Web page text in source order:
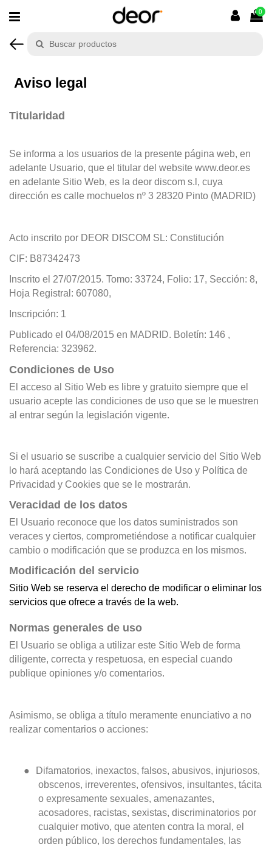
0
Aviso legal
Titularidad
Se informa a los usuarios de la presente página web, en
adelante Usuario, que el titular del website www.deor.es
en adelante Sitio Web, es la deor discom s.l, cuya
dirección es calle mochuelos nº 3 28320 Pinto (MADRID)
Acto inscrito por DEOR DISCOM SL: Constitución
CIF: B87342473
Inscrito el 27/07/2015. Tomo: 33724, Folio: 17, Sección: 8,
Hoja Registral: 607080,
Inscripción: 1
Publicado el 04/08/2015 en MADRID. Boletín: 146 ,
Referencia: 323962.
Condiciones de Uso
El acceso al Sitio Web es libre y gratuito siempre que el
usuario acepte las condiciones de uso que se le muestren
al entrar según la legislación vigente.
Si el usuario se suscribe a cualquier servicio del Sitio Web
lo hará aceptando las Condiciones de Uso y Política de
Privacidad y Cookies que se le mostrarán.
Veracidad de los datos
El Usuario reconoce que los datos suministrados son
veraces y ciertos, comprometiéndose a notificar cualquier
cambio o modificación que se produzca en los mismos.
Modificación del servicio
Sitio Web se reserva el derecho de modificar o eliminar los
servicios que ofrece a través de la web.
Normas generales de uso
El Usuario se obliga a utilizar este Sitio Web de forma
diligente, correcta y respetuosa, en especial cuando
publique opiniones y/o comentarios.
Asimismo, se obliga a título meramente enunciativo a no
realizar comentarios o acciones:
●
Difamatorios, inexactos, falsos, abusivos, injuriosos,
obscenos, irreverentes, ofensivos, insultantes, tácita
o expresamente sexuales, amenazantes,
acosadores, racistas, sexistas, discriminatorios por
cualquier motivo, que atenten contra la moral, el
orden público, los derechos fundamentales, las